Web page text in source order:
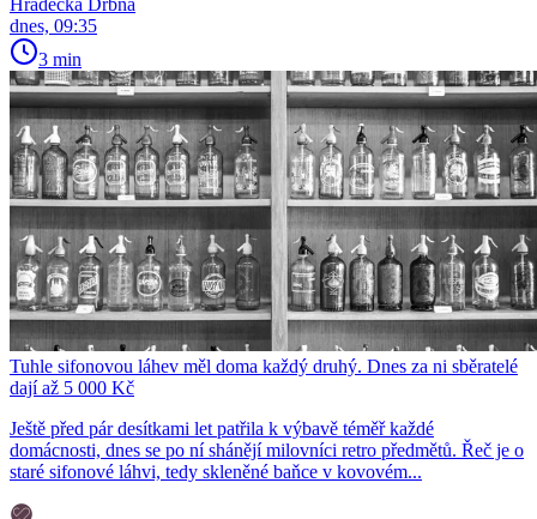
Hradecká Drbna
dnes, 09:35
3 min
Tuhle sifonovou láhev měl doma každý druhý. Dnes za ni sběratelé
dají až 5 000 Kč
Ještě před pár desítkami let patřila k výbavě téměř každé
domácnosti, dnes se po ní shánějí milovníci retro předmětů. Řeč je o
staré sifonové láhvi, tedy skleněné baňce v kovovém...